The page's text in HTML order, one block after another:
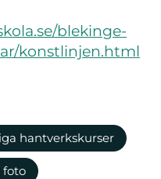
blekinge-
konstlinjen.html
hantverkskurser
foto